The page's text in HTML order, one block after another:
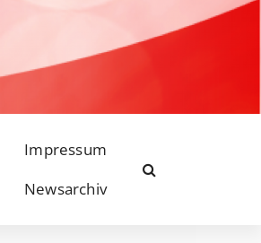
Impressum
Newsarchiv